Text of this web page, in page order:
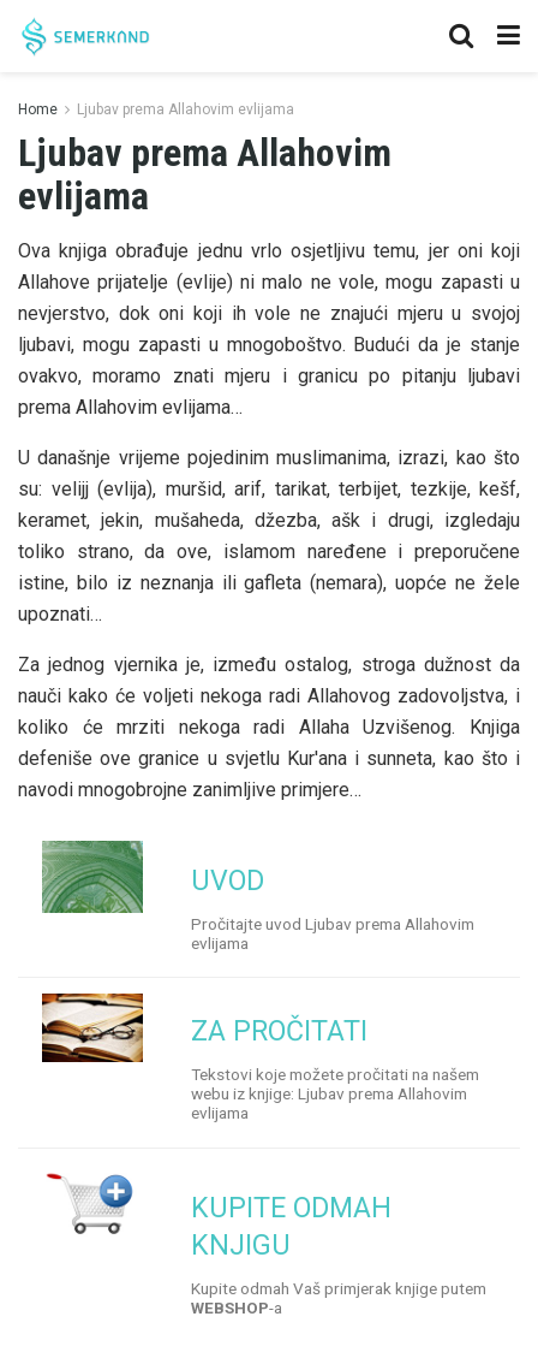
Home Ljubav prema Allahovim evlijama
Ljubav prema Allahovim
evlijama
Ova knjiga obrađuje jednu vrlo osjetljivu temu, jer oni koji
Allahove prijatelje (evlije) ni malo ne vole, mogu zapasti u
nevjerstvo, dok oni koji ih vole ne znajući mjeru u svojoj
ljubavi, mogu zapasti u mnogoboštvo. Budući da je stanje
ovakvo, moramo znati mjeru i granicu po pitanju ljubavi
prema Allahovim evlijama…
U današnje vrijeme pojedinim muslimanima, izrazi, kao što
su: velijj (evlija), muršid, arif, tarikat, terbijet, tezkije, kešf,
keramet, jekin, mušaheda, džezba, ašk i drugi, izgledaju
toliko strano, da ove, islamom naređene i preporučene
istine, bilo iz neznanja ili gafleta (nemara), uopće ne žele
upoznati…
Za jednog vjernika je, između ostalog, stroga dužnost da
nauči kako će voljeti nekoga radi Allahovog zadovoljstva, i
koliko će mrziti nekoga radi Allaha Uzvišenog. Knjiga
defeniše ove granice u svjetlu Kur'ana i sunneta, kao što i
navodi mnogobrojne zanimljive primjere…
UVOD
Pročitajte uvod Ljubav prema Allahovim
evlijama
ZA PROČITATI
Tekstovi koje možete pročitati na našem
webu iz knjige: Ljubav prema Allahovim
evlijama
KUPITE ODMAH
KNJIGU
Kupite odmah Vaš primjerak knjige putem
WEBSHOP-a